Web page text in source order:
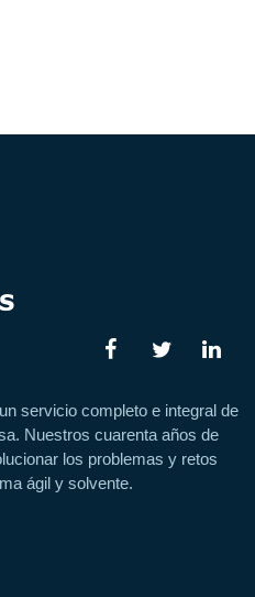
servicio completo e integral de
Nuestros cuarenta años de
los problemas y retos
ágil y solvente.